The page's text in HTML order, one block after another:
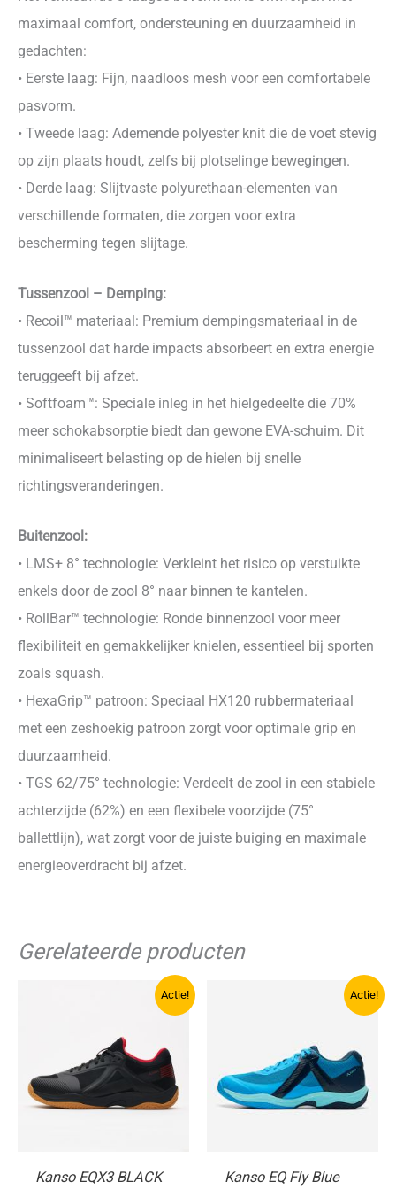
maximaal comfort, ondersteuning en duurzaamheid in
gedachten:
• Eerste laag: Fijn, naadloos mesh voor een comfortabele
pasvorm.
• Tweede laag: Ademende polyester knit die de voet stevig
op zijn plaats houdt, zelfs bij plotselinge bewegingen.
• Derde laag: Slijtvaste polyurethaan-elementen van
verschillende formaten, die zorgen voor extra
bescherming tegen slijtage.
Tussenzool – Demping:
• Recoil™ materiaal: Premium dempingsmateriaal in de
tussenzool dat harde impacts absorbeert en extra energie
teruggeeft bij afzet.
• Softfoam™: Speciale inleg in het hielgedeelte die 70%
meer schokabsorptie biedt dan gewone EVA-schuim. Dit
minimaliseert belasting op de hielen bij snelle
richtingsveranderingen.
Buitenzool:
• LMS+ 8° technologie: Verkleint het risico op verstuikte
enkels door de zool 8° naar binnen te kantelen.
• RollBar™ technologie: Ronde binnenzool voor meer
flexibiliteit en gemakkelijker knielen, essentieel bij sporten
zoals squash.
• HexaGrip™ patroon: Speciaal HX120 rubbermateriaal
met een zeshoekig patroon zorgt voor optimale grip en
duurzaamheid.
• TGS 62/75° technologie: Verdeelt de zool in een stabiele
achterzijde (62%) en een flexibele voorzijde (75°
ballettlijn), wat zorgt voor de juiste buiging en maximale
energieoverdracht bij afzet.
Gerelateerde producten
Actie!
Kanso EQX3 BLACK
Actie!
Kanso EQ Fly Blue